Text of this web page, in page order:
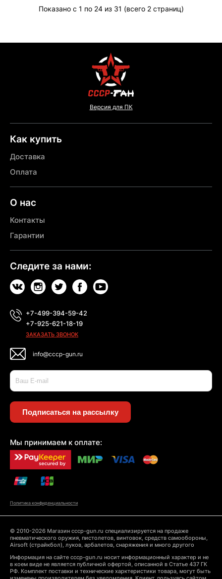
Показано с 1 по 24 из 31 (всего 2 страниц)
Версия для ПК
Как купить
Доставка
Оплата
О нас
Контакты
Гарантии
Следите за нами:
+7-499-394-59-42
+7-925-621-18-19
ЗАКАЗАТЬ ЗВОНОК
info@cccp-gun.ru
Подписаться на рассылку
Мы принимаем к оплате:
Политика конфиденциальности
© 2010-2026 Магазин cccp-gun.ru специализируется на продаже
пневматического оружия, пистолетов, винтовок, средств самообороны,
Airsoft (страйкбол), луков, арбалетов, снаряжения и много другого
Информация на сайте cccp-gun.ru носит информационный характер и не
в коем виде не является публичной офертой, описанной в Статье 437 ГК
РФ. Комплект поставки и технические харктеристики товара, могут быть